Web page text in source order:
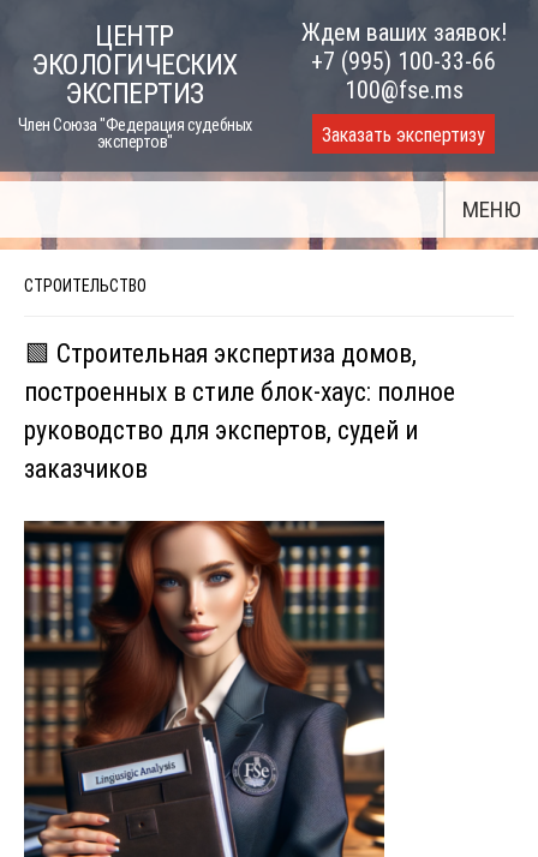
content
ЦЕНТР
ЭКОЛОГИЧЕСКИХ
ЭКСПЕРТИЗ
Член Союза "Федерация судебных
экспертов"
Ждем ваших заявок!
+7 (995) 100-33-66
100@fse.ms
Заказать экспертизу
МЕНЮ
СТРОИТЕЛЬСТВО
🟩 Строительная экспертиза домов,
построенных в стиле блок-хаус: полное
руководство для экспертов, судей и
заказчиков